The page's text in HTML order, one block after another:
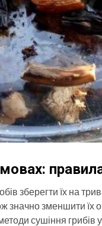
зберегти їх на
значно зменшити їх
сушіння